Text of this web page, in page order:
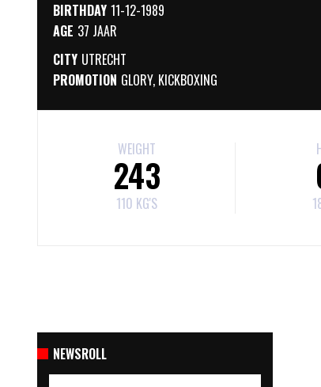
BIRTHDAY 11-12-1989
AGE 37 JAAR
CITY UTRECHT
PROMOTION GLORY, KICKBOXING
WEIGHT
243
110 KG'S
NEWSROLL